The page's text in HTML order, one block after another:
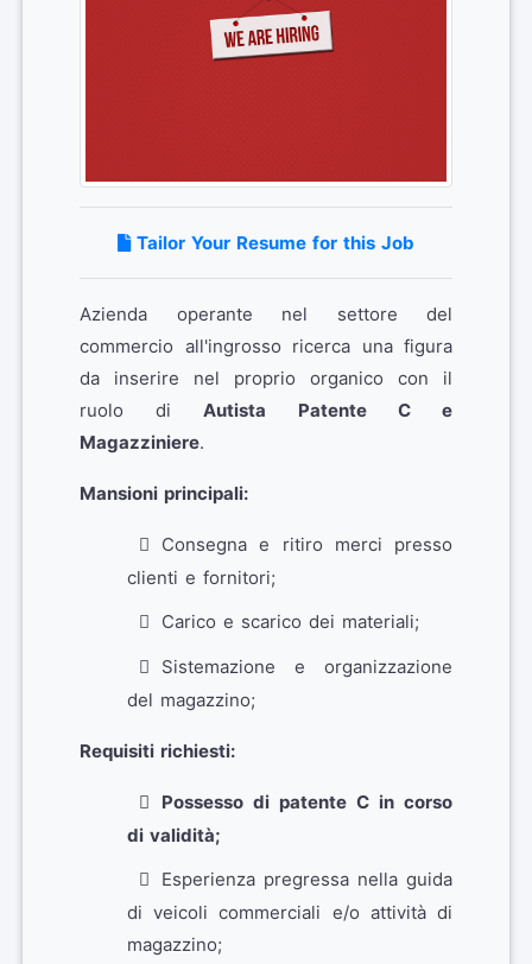
Tailor Your Resume for this Job
Azienda operante nel settore del
commercio all'ingrosso ricerca una figura
da inserire nel proprio organico con il
ruolo diAutista Patente C e
Magazziniere.
Mansioni principali:
Consegna e ritiro merci presso
clienti e fornitori;
Carico e scarico dei materiali;
Sistemazione e organizzazione
del magazzino;
Requisiti richiesti:
Possesso di patente C in corso
di validità;
Esperienza pregressa nella guida
di veicoli commerciali e/o attività di
magazzino;